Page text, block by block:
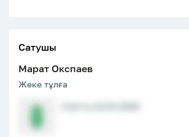
Сатушы
Марат Окспаев
Жеке тұлға